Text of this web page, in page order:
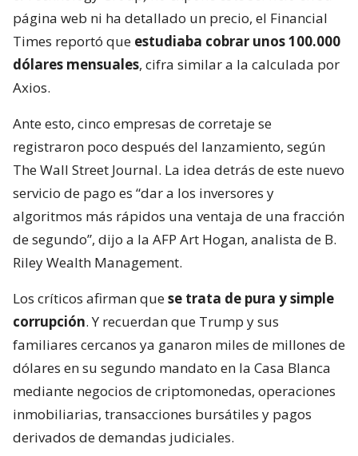
página web ni ha detallado un precio, el Financial
Times reportó que estudiaba cobrar unos 100.000
dólares mensuales, cifra similar a la calculada por
Axios.
Ante esto, cinco empresas de corretaje se
registraron poco después del lanzamiento, según
The Wall Street Journal. La idea detrás de este nuevo
servicio de pago es “dar a los inversores y
algoritmos más rápidos una ventaja de una fracción
de segundo”, dijo a la AFP Art Hogan, analista de B.
Riley Wealth Management.
Los críticos afirman quese trata de pura y simple
corrupción. Y recuerdan que Trump y sus
familiares cercanos ya ganaron miles de millones de
dólares en su segundo mandato en la Casa Blanca
mediante negocios de criptomonedas, operaciones
inmobiliarias, transacciones bursátiles y pagos
derivados de demandas judiciales.